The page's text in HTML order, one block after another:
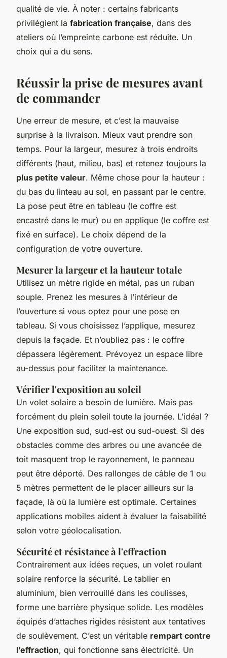
qualité de vie. À noter : certains fabricants
privilégient la fabrication française, dans des
ateliers où l’empreinte carbone est réduite. Un
choix qui a du sens.
Réussir la prise de mesures avant
de commander
Une erreur de mesure, et c’est la mauvaise
surprise à la livraison. Mieux vaut prendre son
temps. Pour la largeur, mesurez à trois endroits
différents (haut, milieu, bas) et retenez toujours la
plus petite valeur. Même chose pour la hauteur :
du bas du linteau au sol, en passant par le centre.
La pose peut être en tableau (le coffre est
encastré dans le mur) ou en applique (le coffre est
fixé en surface). Le choix dépend de la
configuration de votre ouverture.
Mesurer la largeur et la hauteur totale
Utilisez un mètre rigide en métal, pas un ruban
souple. Prenez les mesures à l’intérieur de
l’ouverture si vous optez pour une pose en
tableau. Si vous choisissez l’applique, mesurez
depuis la façade. Et n’oubliez pas : le coffre
dépassera légèrement. Prévoyez un espace libre
au-dessus pour faciliter la maintenance.
Vérifier l'exposition au soleil
Un volet solaire a besoin de lumière. Mais pas
forcément du plein soleil toute la journée. L’idéal ?
Une exposition sud, sud-est ou sud-ouest. Si des
obstacles comme des arbres ou une avancée de
toit masquent trop le rayonnement, le panneau
peut être déporté. Des rallonges de câble de 1 ou
5 mètres permettent de le placer ailleurs sur la
façade, là où la lumière est optimale. Certaines
applications mobiles aident à évaluer la faisabilité
selon votre géolocalisation.
Sécurité et résistance à l'effraction
Contrairement aux idées reçues, un volet roulant
solaire renforce la sécurité. Le tablier en
aluminium, bien verrouillé dans les coulisses,
forme une barrière physique solide. Les modèles
équipés d’attaches rigides résistent aux tentatives
de soulèvement. C’est un véritable rempart contre
l’effraction, qui fonctionne sans électricité. Un